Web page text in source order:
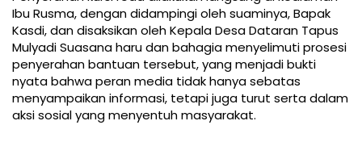
Ibu Rusma, dengan didampingi oleh suaminya, Bapak
Kasdi, dan disaksikan oleh Kepala Desa Dataran Tapus
Mulyadi Suasana haru dan bahagia menyelimuti prosesi
penyerahan bantuan tersebut, yang menjadi bukti
nyata bahwa peran media tidak hanya sebatas
menyampaikan informasi, tetapi juga turut serta dalam
aksi sosial yang menyentuh masyarakat.